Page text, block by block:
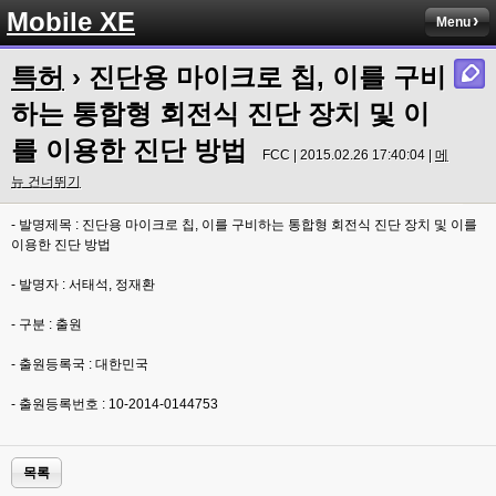
Mobile XE Menu
특허 › 진단용 마이크로 칩, 이를 구비
하는 통합형 회전식 진단 장치 및 이
를 이용한 진단 방법
FCC | 2015.02.26 17:40:04 | 메
뉴 건너뛰기
- 발명제목 : 진단용 마이크로 칩, 이를 구비하는 통합형 회전식 진단 장치 및 이를
이용한 진단 방법
- 발명자 : 서태석, 정재환
- 구분 : 출원
- 출원등록국 : 대한민국
- 출원등록번호 : 10-2014-0144753
목록